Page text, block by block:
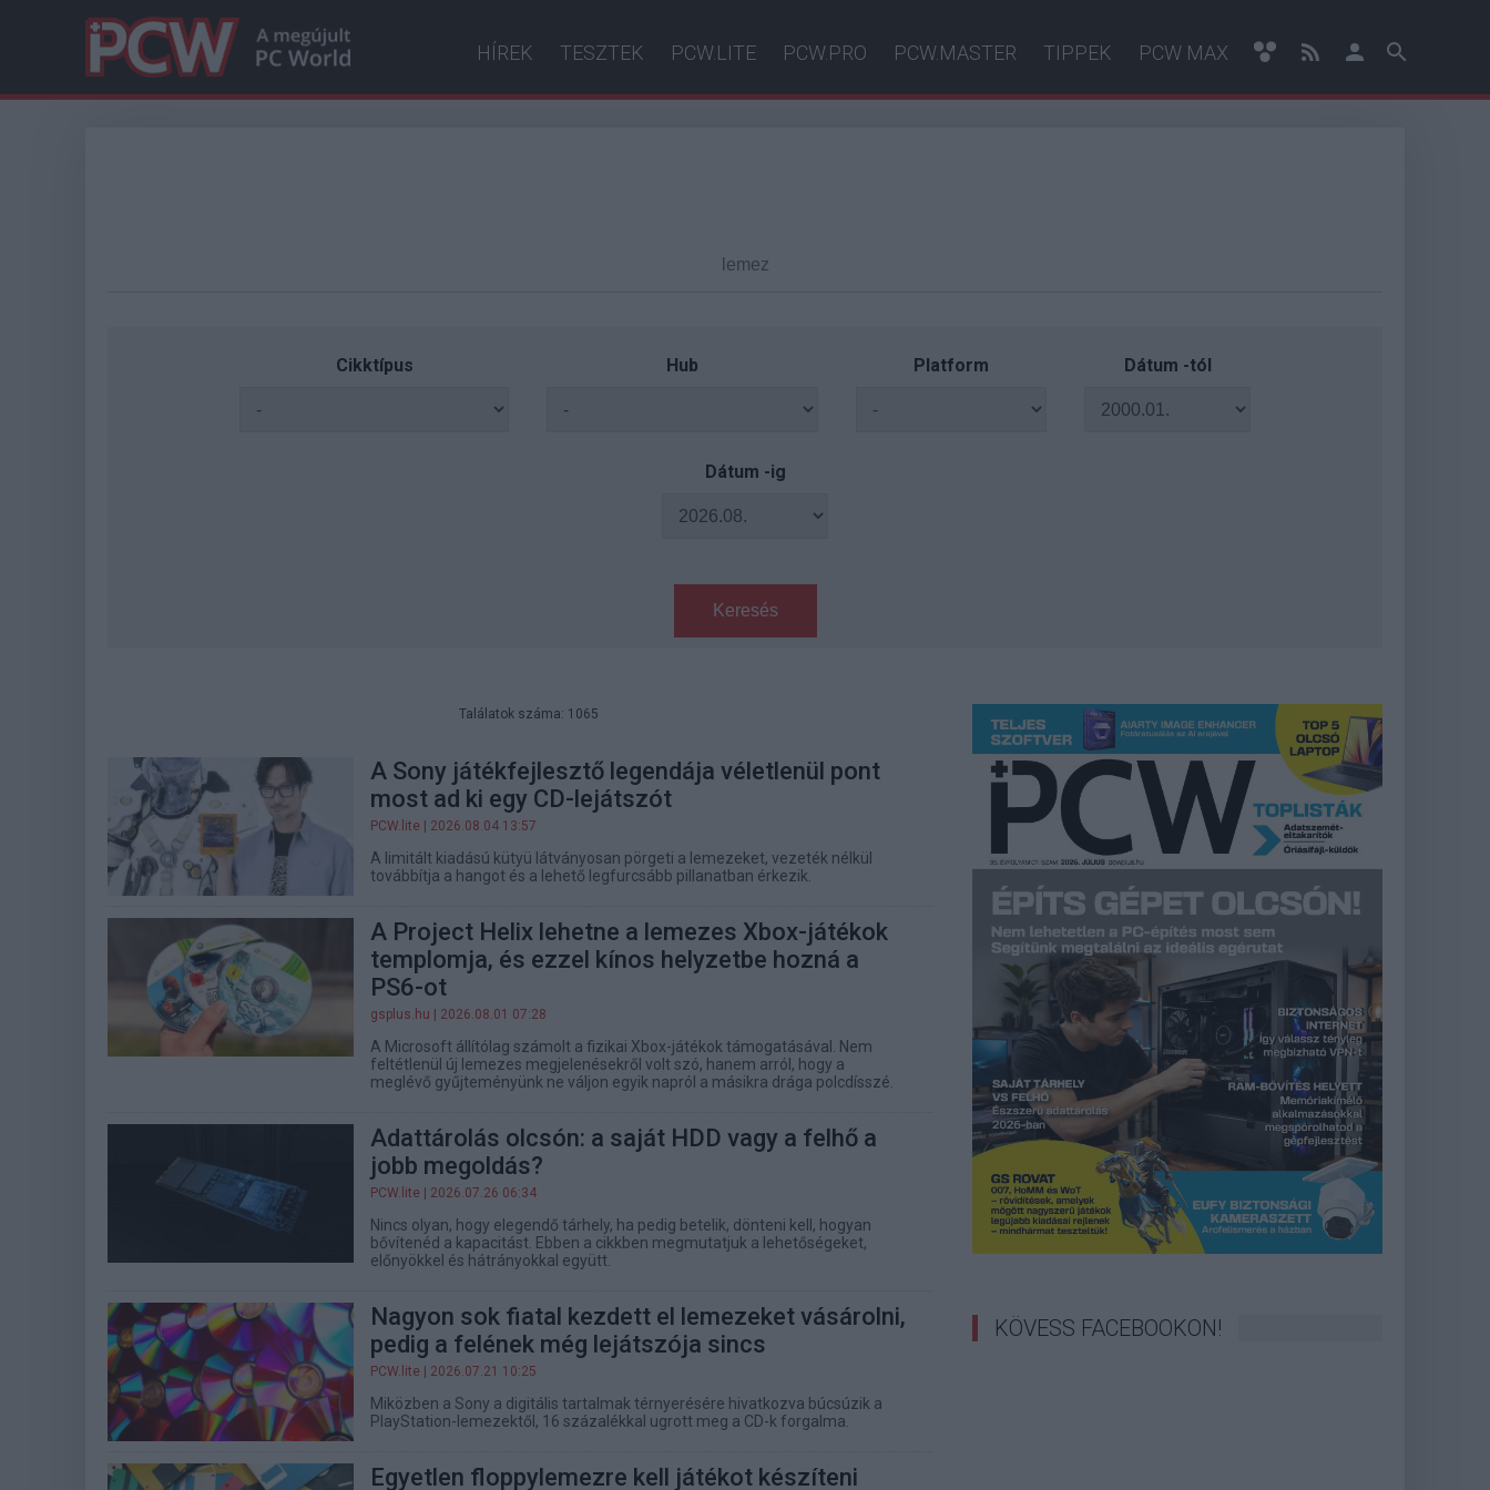
HÍREK TESZTEK PCW.LITE PCW.PRO PCW.MASTER TIPPEK PCW MAX
Cikktípus Hub Platform Dátum -tól
Dátum -ig
Keresés
Találatok száma: 1065
A Sony játékfejlesztő legendája véletlenül pont
most ad ki egy CD-lejátszót
PCW.lite | 2026.08.04 13:57
A limitált kiadású kütyü látványosan pörgeti a lemezeket, vezeték nélkül
továbbítja a hangot és a lehető legfurcsább pillanatban érkezik.
A Project Helix lehetne a lemezes Xbox-játékok
templomja, és ezzel kínos helyzetbe hozná a
PS6-ot
gsplus.hu | 2026.08.01 07:28
A Microsoft állítólag számolt a fizikai Xbox-játékok támogatásával. Nem
feltétlenül új lemezes megjelenésekről volt szó, hanem arról, hogy a
meglévő gyűjteményünk ne váljon egyik napról a másikra drága polcdísszé.
Adattárolás olcsón: a saját HDD vagy a felhő a
jobb megoldás?
PCW.lite | 2026.07.26 06:34
Nincs olyan, hogy elegendő tárhely, ha pedig betelik, dönteni kell, hogyan
bővítenéd a kapacitást. Ebben a cikkben megmutatjuk a lehetőségeket,
előnyökkel és hátrányokkal együtt.
Nagyon sok fiatal kezdett el lemezeket vásárolni,
pedig a felének még lejátszója sincs
PCW.lite | 2026.07.21 10:25
Miközben a Sony a digitális tartalmak térnyerésére hivatkozva búcsúzik a
PlayStation-lemezektől, 16 százalékkal ugrott meg a CD-k forgalma.
Egyetlen floppylemezre kell játékot készíteni
KÖVESS FACEBOOKON!